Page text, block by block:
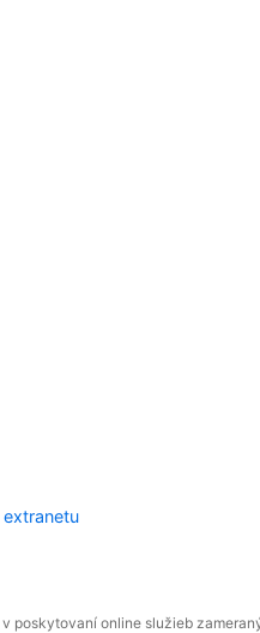
extranetu
poskytovaní online služieb